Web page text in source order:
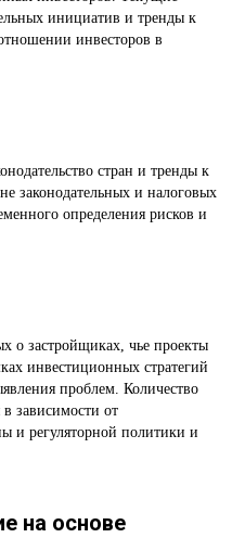
инициатив и тренды к
инвесторов в
стран и тренды к
законодательных и налоговых
определения рисков и
о застройщиках, чье проекты
инвестиционных стратегий
проблем. Количество
в зависимости от
и регуляторной политики и
на основе